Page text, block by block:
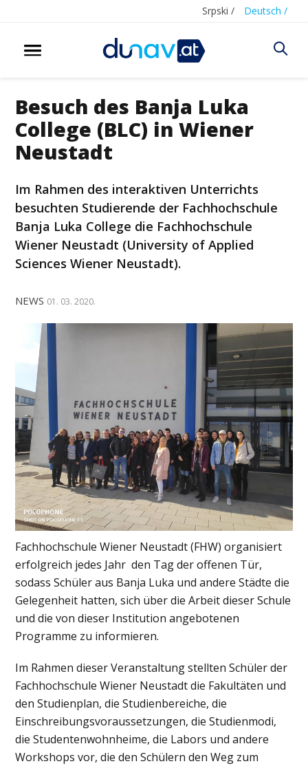
Srpski / Deutsch /
Besuch des Banja Luka
College (BLC) in Wiener
Neustadt
Im Rahmen des interaktiven Unterrichts
besuchten Studierende der Fachhochschule
Banja Luka College die Fachhochschule
Wiener Neustadt (University of Applied
Sciences Wiener Neustadt).
NEWS 01. 03. 2020.
Fachhochschule Wiener Neustadt (FHW) organisiert
erfolgreich jedes Jahr den Tag der offenen Tür,
sodass Schüler aus Banja Luka und andere Städte die
Gelegenheit hatten, sich über die Arbeit dieser Schule
und die von dieser Institution angebotenen
Programme zu informieren.
Im Rahmen dieser Veranstaltung stellten Schüler der
Fachhochschule Wiener Neustadt die Fakultäten und
den Studienplan, die Studienbereiche, die
Einschreibungsvoraussetzungen, die Studienmodi,
die Studentenwohnheime, die Labors und andere
Workshops vor, die den Schülern den Weg zum